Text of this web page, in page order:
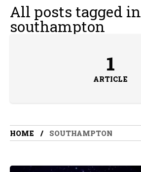
All posts tagged in
southampton
1
ARTICLE
HOME SOUTHAMPTON